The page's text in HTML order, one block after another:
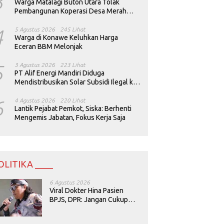
Warga Matalagi Buton Utara Tolak
Pembangunan Koperasi Desa Merah
5 Agustus 2026 245 Lihat
Warga di Konawe Keluhkan Harga
Eceran BBM Melonjak
3 Agustus 2026 223 Lihat
PT Alif Energi Mandiri Diduga
Mendistribusikan Solar Subsidi Ilegal ke
4 Agustus 2026 220 Lihat
Lantik Pejabat Pemkot, Siska: Berhenti
Mengemis Jabatan, Fokus Kerja Saja
____
6 Agustus 2026
Viral Dokter Hina Pasien
BPJS, DPR: Jangan Cukup